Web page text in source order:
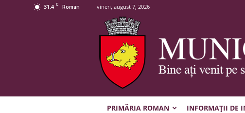
31.4 C Roman vineri, august 7, 2026
PRIMĂRIA ROMAN INFORMAȚII DE